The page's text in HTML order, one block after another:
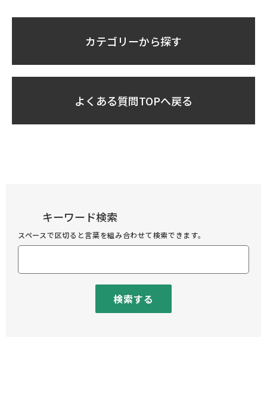
カテゴリーから探す
よくある質問TOPへ戻る
キーワード検索
スペースで区切ると言葉を組み合わせて検索できます。
検索する